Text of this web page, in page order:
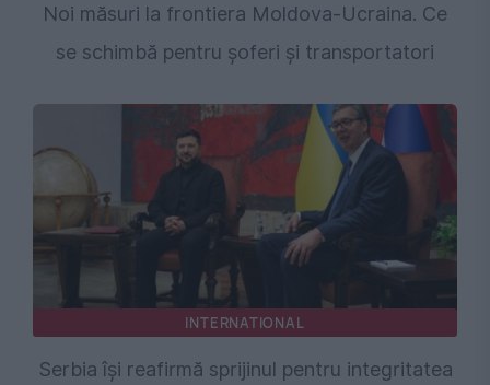
Noi măsuri la frontiera Moldova-Ucraina. Ce
se schimbă pentru șoferi și transportatori
INTERNATIONAL
Serbia își reafirmă sprijinul pentru integritatea